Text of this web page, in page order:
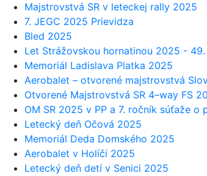
Majstrovstvá SR v leteckej rally 2025
7. JEGC 2025 Prievidza
Bled 2025
Let Strážovskou hornatinou 2025 -
Memoriál Ladislava Platka 2025
Aerobalet – otvorené majstrovstvá
Otvorené Majstrovstvá SR 4–way FS
OM SR 2025 v PP a 7. ročník súťaže o
Letecký deň Očová 2025
Memoriál Deda Domského 2025
Aerobalet v Holíči 2025
Letecký deň detí v Senici 2025